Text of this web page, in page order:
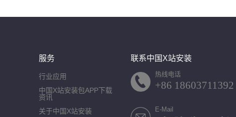
服务
行业应用
中国X站安装包APP下载
资讯
关于中国X站安装
联系中国X站安装
热线电话
+86 18603711392
E-Mail